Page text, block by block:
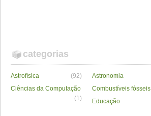
categorias
Astrofísica (92) Astronomia
Ciências da Computação
(1)
Combustíveis fósseis
Educação